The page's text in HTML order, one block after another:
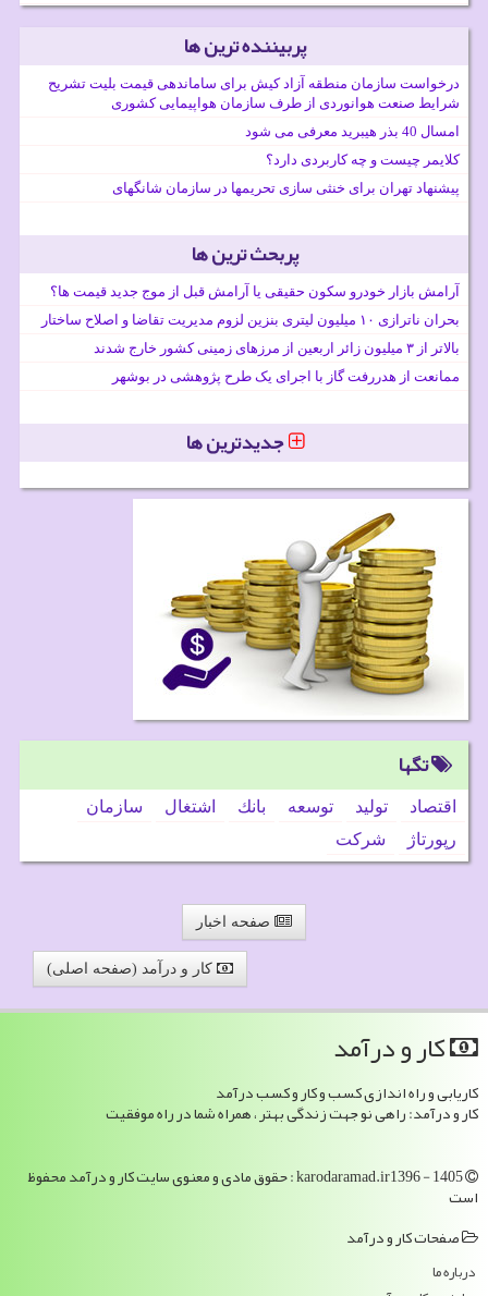
پربیننده ترین ها
درخواست سازمان منطقه آزاد کیش برای ساماندهی قیمت بلیت تشریح
شرایط صنعت هوانوردی از طرف سازمان هواپیمایی کشوری
امسال 40 بذر هیبرید معرفی می شود
کلایمر چیست و چه کاربردی دارد؟
پیشنهاد تهران برای خنثی سازی تحریمها در سازمان شانگهای
پربحث ترین ها
آرامش بازار خودرو سکون حقیقی یا آرامش قبل از موج جدید قیمت ها؟
بحران ناترازی ۱۰ میلیون لیتری بنزین لزوم مدیریت تقاضا و اصلاح ساختار
بالاتر از ۳ میلیون زائر اربعین از مرزهای زمینی کشور خارج شدند
ممانعت از هدررفت گاز با اجرای یک طرح پژوهشی در بوشهر
جدیدترین ها
تگها
اقتصاد تولید توسعه بانك اشتغال
سازمان
رپورتاژ
شركت
صفحه اخبار
کار و درآمد (صفحه اصلی)
كار و درآمد
کاریابی و راه اندازی کسب و کار و کسب درآمد
کار و درآمد: راهی نو جهت زندگی بهتر ، همراه شما در راه موفقیت
karodaramad.ir1396 - 1405 : حقوق مادی و معنوی سایت كار و درآمد محفوظ
است
صفحات كار و درآمد
درباره ما